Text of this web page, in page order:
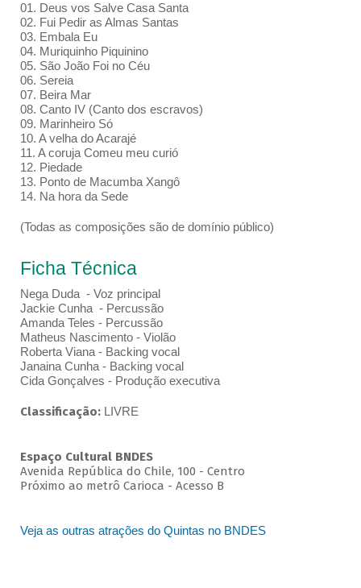
01. Deus vos Salve Casa Santa
02. Fui Pedir as Almas Santas
03. Embala Eu
04. Muriquinho Piquinino
05. São João Foi no Céu
06. Sereia
07. Beira Mar
08. Canto IV (Canto dos escravos)
09. Marinheiro Só
10. A velha do Acarajé
11. A coruja Comeu meu curió
12. Piedade
13. Ponto de Macumba Xangô
14. Na hora da Sede
(Todas as composições são de domínio público)
Ficha Técnica
Nega Duda - Voz principal
Jackie Cunha - Percussão
Amanda Teles - Percussão
Matheus Nascimento - Violão
Roberta Viana - Backing vocal
Janaina Cunha - Backing vocal
Cida Gonçalves - Produção executiva
Classificação: LIVRE
Espaço Cultural BNDES
Avenida República do Chile, 100 - Centro
Próximo ao metrô Carioca - Acesso B
Veja as outras atrações do Quintas no BNDES